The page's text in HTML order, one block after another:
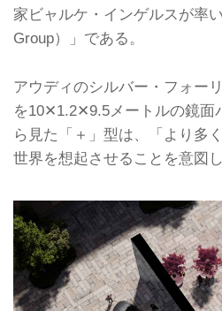
家ビャルケ・インゲルスが率
Group）」である。
アウディのシルバー・フォー
を10✕1.2✕9.5メートルの鏡面
ら見た「＋」型は、「より多
世界を想起させることを意図